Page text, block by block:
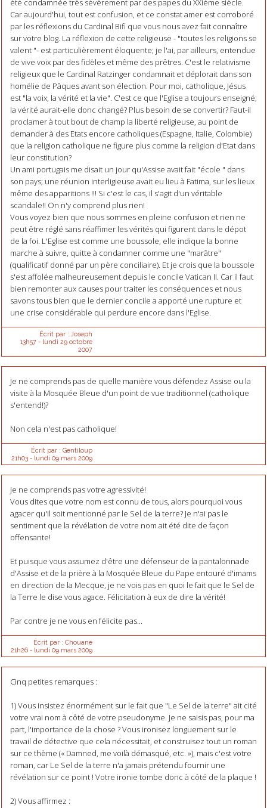
été condamnée très sévèrement par des papes du XXième siècle.
Car aujourd'hui, tout est confusion, et ce constat amer est corroboré
par les réflexions du Cardinal Bifi que vous nous avez fait connaître
sur votre blog. La réflexion de cette religieuse - "toutes les religions se
valent "- est particulièrement éloquente; je l'ai, par ailleurs, entendue
de vive voix par des fidèles et même des prêtres. C'est le relativisme
religieux que le Cardinal Ratzinger condamnait et déplorait dans son
homélie de Pâques avant son élection. Pour moi, catholique, Jésus
est "la voix, la vérité et la vie". C'est ce que l'Eglise a toujours enseigné;
la vérité aurait-elle donc changé? Plus besoin de se convertir? Faut-il
proclamer à tout bout de champ la liberté religieuse, au point de
demander à des Etats encore catholiques (Espagne, Italie, Colombie)
que la religion catholique ne figure plus comme la religion d'Etat dans
leur constitution?
Un ami portugais me disait un jour qu'Assise avait fait "école " dans
son pays; une réunion interligieuse avait eu lieu à Fatima, sur les lieux
même des apparitions !!! Si c'est le cas, il s'agit d'un véritable
scandale!! On n'y comprend plus rien!
Vous voyez bien que nous sommes en pleine confusion et rien ne
peut être réglé sans réaffimer les vérités qui figurent dans le dépot
de la foi. L'Eglise est comme une boussole, elle indique la bonne
marche à suivre, quitte à condamner comme une "marâtre"
(qualificatif donné par un père conciliaire). Et je crois que la boussole
s'est affolée malheureusement depuis le concile Vatican II. Car il faut
bien remonter aux causes pour traiter les conséquences et nous
savons tous bien que le dernier concile a apporté une rupture et
une crise considérable qui perdure encore dans l'Eglise.
Écrit par : Joseph
13h57- lundi 29 octobre
2007
Je ne comprends pas de quelle manière vous défendez Assise ou la
visite à la Mosquée Bleue d'un point de vue traditionnel (catholique
s'entend!)?
Non cela n'est pas catholique!
Écrit par : Gentiloup
21h03- lundi 09 mars 2009
Je ne comprends pas votre agressivité!
Vous dites que votre nom est connu de tous, alors pourquoi vous
agacer qu'il soit mentionné par le Sel de la terre? Je n'ai pas le
sentiment que la révélation de votre nom ait été dite de façon
offensante!
Et puisque vous assumez d'être une défenseur de la pantalonnade
d'Assise et de la prière à la Mosquée Bleue du Pape entouré d'imams
en direction de la Mecque, je ne vois pas en quoi le fait que le Sel de
la Terre le dise vous agace. Félicitation à eux de dire la vérité!
Par contre je ne vous en félicite pas...
Écrit par : Chouane
21h26- lundi 09 mars 2009
Cinq petites remarques :
1) Vous insistez énormément sur le fait que "Le Sel de la terre" ait cité
votre vrai nom à côté de votre pseudonyme. Je ne saisis pas, pour ma
part, l'importance de la chose ? Vous ironisez longuement sur le
travail de détective que cela nécessitait, et construisez tout un roman
sur ce thème (« Damned, me voilà démasqué, etc. »), mais c'est votre
roman, car Le Sel de la terre n'a jamais prétendu fournir une
révélation sur ce point ! Votre ironie tombe donc à côté de la plaque !
2) Vous affirmez :